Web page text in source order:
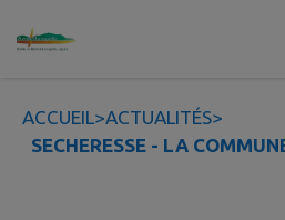
Contenu
ACCUEIL>ACTUALITÉS>
SECHERESSE - LA